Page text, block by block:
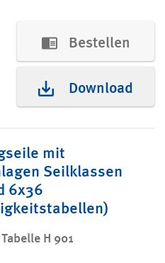
Bestellen
Download
mit
Seilklassen
6x36
H 901